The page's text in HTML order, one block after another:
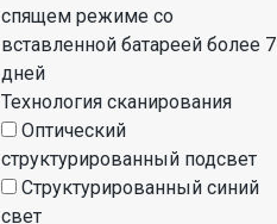
спящем режиме со
вставленной батареей более 7
дней
Технология сканирования
Оптический
структурированный подсвет
Cтруктурированный синий
свет